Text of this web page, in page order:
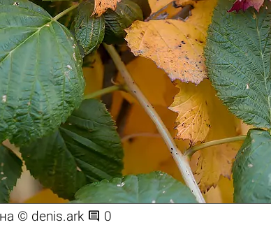
© denis.ark  0